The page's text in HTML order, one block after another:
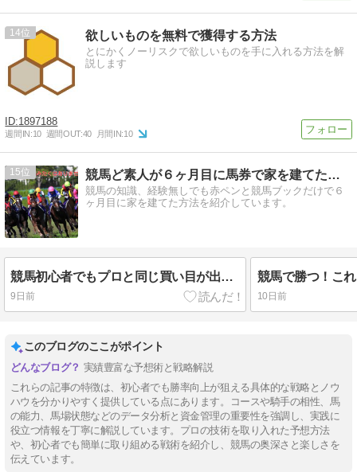
14 欲しいものを無料で獲得する方法
とにかくノーリスクで欲しいものを手に入れる方法を解
説します
1897188
週間IN:10 週間OUT:40 月間IN:10
15 競馬ど素人が６ヶ月目に馬券で家を建てた方法！
競馬の知識、経験無しでも赤ペンと競馬ブックだけで６
ヶ月目に家を建てた方法を紹介しています。
競馬初心者でもプロと同じ買い目が出せるマニュアルです。
9日前 10日前
このブログのここがポイント
実績豊富な予想術と戦略解説
これらの記事の特徴は、初心者でも勝率向上が狙える具体的な戦略とノウ
ハウを分かりやすく提供している点にあります。コースや騎手の相性、馬
の能力、馬場状態などのデータ分析と資金管理の重要性を強調し、実践に
役立つ情報を丁寧に解説しています。プロの技術を取り入れた予想方法
や、初心者でも簡単に取り組める戦術を紹介し、競馬の奥深さと楽しさを
伝えています。